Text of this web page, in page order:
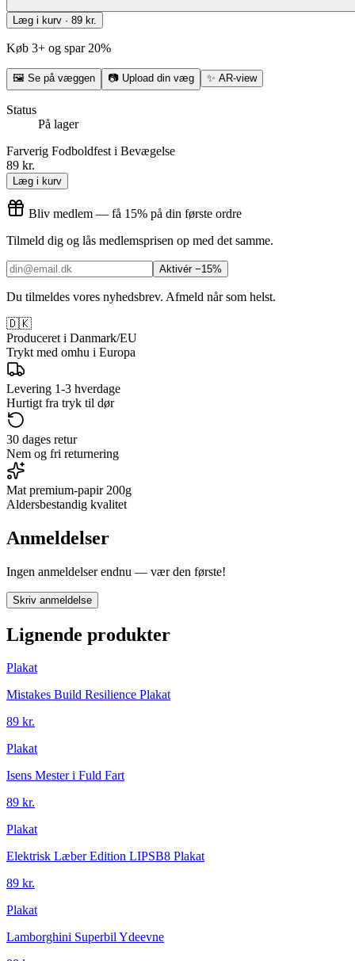
Læg i kurv · 89 kr.
Køb 3+ og spar 20%
🖼 Se på væggen 📷 Upload din væg ✨ AR-view
Status
På lager
Farverig Fodboldfest i Bevægelse
89 kr.
Læg i kurv
Bliv medlem — få 15% på din første ordre
Tilmeld dig og lås medlemsprisen op med det samme.
Aktivér −15%
Du tilmeldes vores nyhedsbrev. Afmeld når som helst.
🇩🇰
Produceret i Danmark/EU
Trykt med omhu i Europa
Levering 1-3 hverdage
Hurtigt fra tryk til dør
30 dages retur
Nem og fri returnering
Mat premium-papir 200g
Aldersbestandig kvalitet
Anmeldelser
Ingen anmeldelser endnu — vær den første!
Skriv anmeldelse
Lignende produkter
Plakat
Mistakes Build Resilience Plakat
89 kr.
Plakat
Isens Mester i Fuld Fart
89 kr.
Plakat
Elektrisk Læber Edition LIPSB8 Plakat
89 kr.
Plakat
Lamborghini Superbil Ydeevne